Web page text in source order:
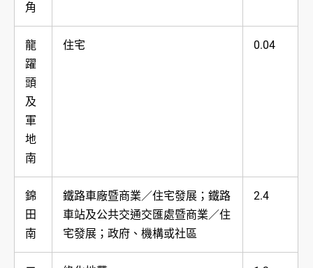
角
龍
躍
頭
及
軍
地
南
住宅 0.04
錦
田
南
鐵路車廠暨商業／住宅發展；鐵路
車站及公共交通交匯處暨商業／住
宅發展；政府、機構或社區
2.4